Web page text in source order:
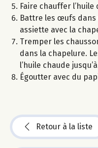
Faire chauffer
Battre les œufs
assiette avec la
Tremper les
dans la chapelure.
l’huile chaude
Égoutter avec du
Retour à la liste